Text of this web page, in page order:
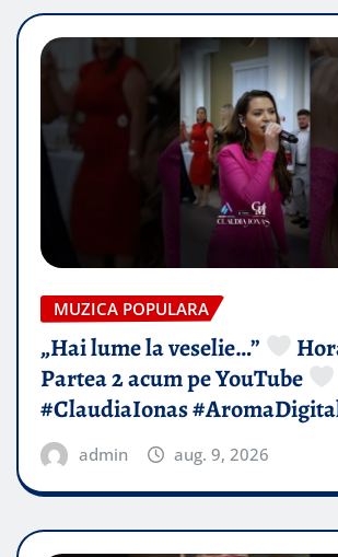
MUZICA POPULARA
„Hai lume la veselie…”
Partea 2 acum pe YouTube
#ClaudiaIonas
admin aug. 9, 2026